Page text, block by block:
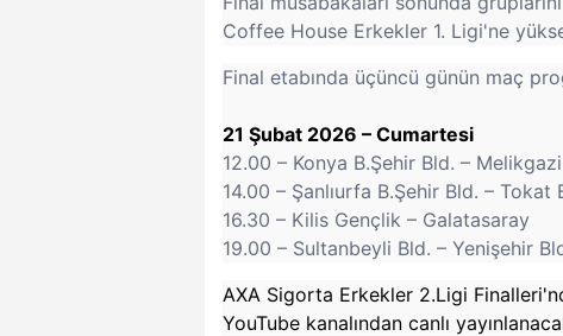
Coffee House Erkekler 1. Ligi'ne
Final etabında üçüncü günün maç
21 Şubat 2026 – Cumartesi
12.00 – Konya B.Şehir Bld. –
14.00 – Şanlıurfa B.Şehir Bld. – Tokat
16.30 – Kilis Gençlik – Galatasaray
19.00 – Sultanbeyli Bld. – Yenişehir
AXA Sigorta Erkekler 2.Ligi
YouTube kanalından canlı